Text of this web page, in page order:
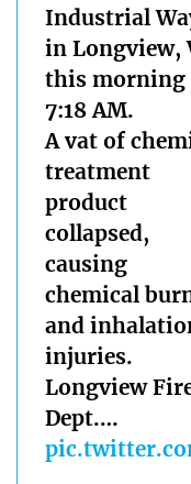
Industrial
in Longview,
this morning
7:18 AM.
A vat of
treatment
product
collapsed,
causing
chemical
and
injuries.
Longview
Dept.…